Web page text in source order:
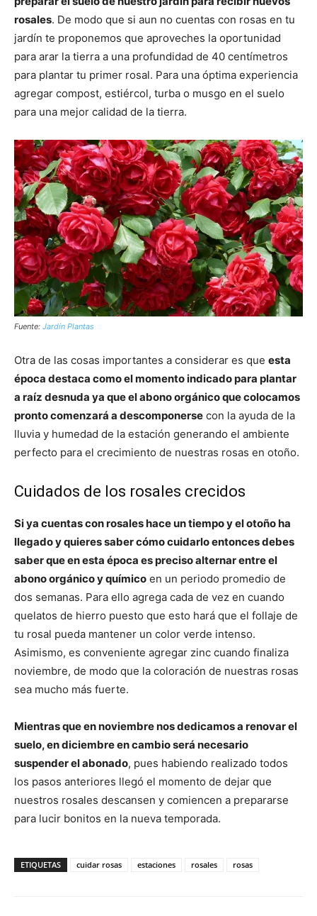
rosales. De modo que si aun no cuentas con rosas en tu
jardín te proponemos que aproveches la oportunidad
para arar la tierra a una profundidad de 40 centímetros
para plantar tu primer rosal. Para una óptima experiencia
agregar compost, estiércol, turba o musgo en el suelo
para una mejor calidad de la tierra.
Fuente: Jardín Plantas
Otra de las cosas importantes a considerar es que esta
época destaca como el momento indicado para plantar
a raíz desnuda ya que el abono orgánico que colocamos
pronto comenzará a descomponerse con la ayuda de la
lluvia y humedad de la estación generando el ambiente
perfecto para el crecimiento de nuestras rosas en otoño.
Cuidados de los rosales crecidos
Si ya cuentas con rosales hace un tiempo y el otoño ha
llegado y quieres saber cómo cuidarlo entonces debes
saber que en esta época es preciso alternar entre el
abono orgánico y químico en un periodo promedio de
dos semanas. Para ello agrega cada de vez en cuando
quelatos de hierro puesto que esto hará que el follaje de
tu rosal pueda mantener un color verde intenso.
Asimismo, es conveniente agregar zinc cuando finaliza
noviembre, de modo que la coloración de nuestras rosas
sea mucho más fuerte.
Mientras que en noviembre nos dedicamos a renovar el
suelo, en diciembre en cambio será necesario
suspender el abonado, pues habiendo realizado todos
los pasos anteriores llegó el momento de dejar que
nuestros rosales descansen y comiencen a prepararse
para lucir bonitos en la nueva temporada.
ETIQUETAS cuidar rosas estaciones rosales rosas